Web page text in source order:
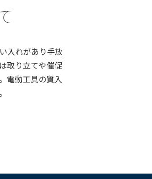
入れがあり手放
取り立てや催促
電動工具の質入